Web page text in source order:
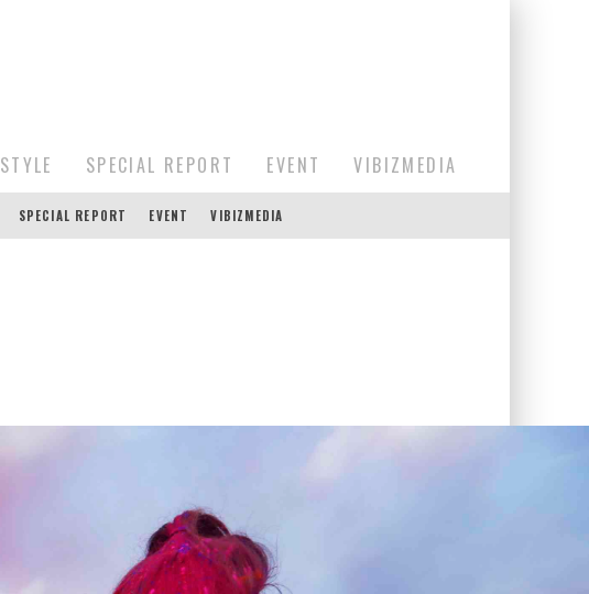
STYLE SPECIAL REPORT EVENT VIBIZMEDIA
SPECIAL REPORT EVENT VIBIZMEDIA